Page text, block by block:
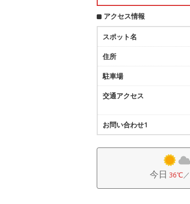
アクセス情報
スポット名
住所
駐車場
交通アクセス
お問い合わせ1
今日 36℃／